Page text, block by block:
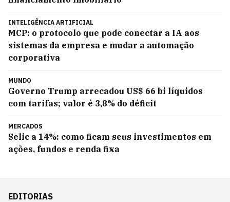
INTELIGÊNCIA ARTIFICIAL
MCP: o protocolo que pode conectar a IA aos
sistemas da empresa e mudar a automação
corporativa
MUNDO
Governo Trump arrecadou US$ 66 bi líquidos
com tarifas; valor é 3,8% do déficit
MERCADOS
Selic a 14%: como ficam seus investimentos em
ações, fundos e renda fixa
EDITORIAS